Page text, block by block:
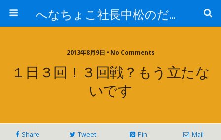
へなちょこ社長中松のだるだる日記
2013年8月9日 • No Comments
１日３回！３回戦？もう立たな
いです
Share Tweet Pin Mail